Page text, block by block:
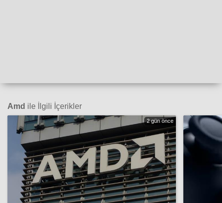
Amd ile İlgili İçerikler
2 gün önce